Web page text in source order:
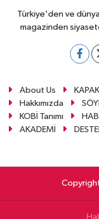
Türkiye'den ve
magazinden
About Us KAPAK
Hakkımızda
KOBİ Tanımı
AKADEMİ